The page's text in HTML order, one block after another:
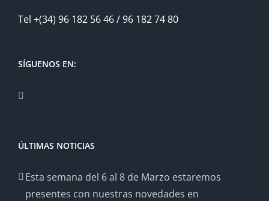
Tel +(34) 96 182 56 46 / 96 182 74 80
SÍGUENOS EN:
ÚLTIMAS NOTICIAS
Esta semana del 6 al 8 de Marzo estaremos
presentes con nuestras novedades en